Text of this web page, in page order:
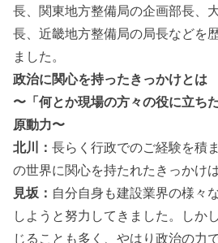
長、関東地方整備局の企画部長、
長、近畿地方整備局の局長などを
ました。
政治に関心を持ったきっかけとは
〜「何とか現場の方々の役に立ち
原動力〜
北川： 長らく行政でのご経験を積
の世界に関心を持たれたきっかけ
見坂： 自分自身も建設業界の様々
しようと努力してきました。しか
じることも多く、やはり政治の力